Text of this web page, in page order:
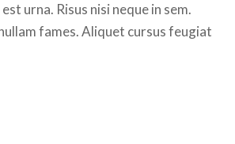
urna. Risus nisi neque in sem.
fames. Aliquet cursus feugiat